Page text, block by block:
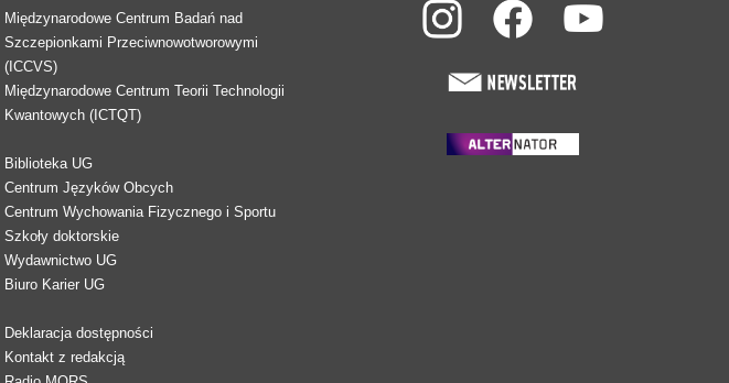
Międzynarodowe Centrum Badań nad
Szczepionkami Przeciwnowotworowymi
(ICCVS)
Międzynarodowe Centrum Teorii Technologii
Kwantowych (ICTQT)
Biblioteka UG
Centrum Języków Obcych
Centrum Wychowania Fizycznego i Sportu
Szkoły doktorskie
Wydawnictwo UG
Biuro Karier UG
Deklaracja dostępności
Kontakt z redakcją